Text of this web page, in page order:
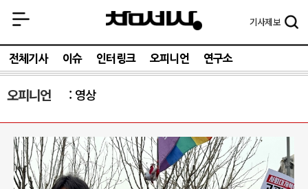
기사제보
전체기사 이슈 인터링크 오피니언 연구소
오피니언 영상